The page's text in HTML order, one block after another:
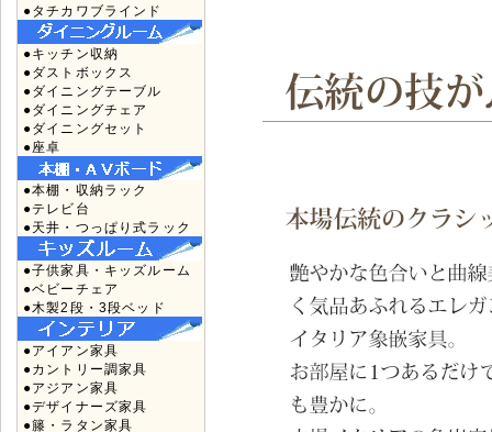
●タチカワブラインド
●キッチン収納
●ダストボックス
●ダイニングテーブル
●ダイニングチェア
●ダイニングセット
●座卓
●本棚・収納ラック
●テレビ台
●天井・つっぱり式ラック
●子供家具・キッズルーム
●ベビーチェア
●木製2段・3段ベッド
●アイアン家具
●カントリー調家具
●アジアン家具
●デザイナーズ家具
●籐・ラタン家具